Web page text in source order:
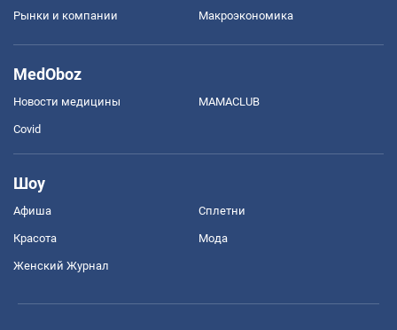
Рынки и компании Mакроэкономика
MedOboz
Новости медицины MAMACLUB
Covid
Шоу
Афиша Сплетни
Красота Мода
Женский Журнал